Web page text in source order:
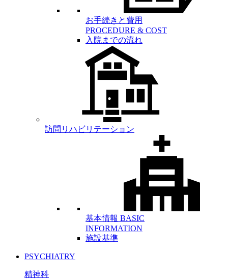
お手続きと費用
PROCEDURE & COST
入院までの流れ
訪問リハビリテーション
基本情報 BASIC
INFORMATION
施設基準
PSYCHIATRY
精神科